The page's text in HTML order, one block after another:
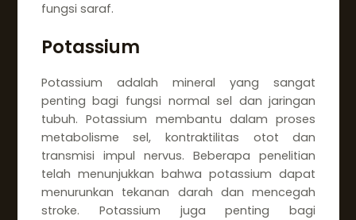
fungsi saraf.
Potassium
Potassium adalah mineral yang sangat
penting bagi fungsi normal sel dan jaringan
tubuh. Potassium membantu dalam proses
metabolisme sel, kontraktilitas otot dan
transmisi impul nervus. Beberapa penelitian
telah menunjukkan bahwa potassium dapat
menurunkan tekanan darah dan mencegah
stroke. Potassium juga penting bagi